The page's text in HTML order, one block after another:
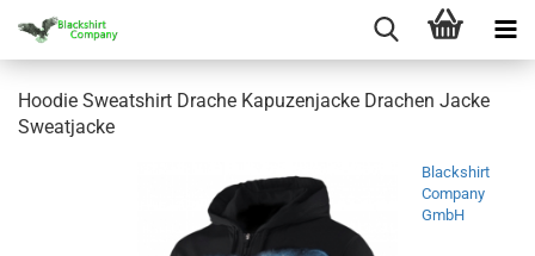
Hoodie Sweatshirt Drache Kapuzenjacke Drachen Jacke
Sweatjacke
Blackshirt
Company
GmbH